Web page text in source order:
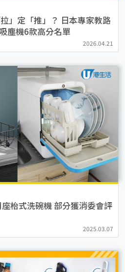
」定「推」？ 日本專家教路
塵機6款高分名單
2026.04.21
枱式洗碗機 部分獲消委會評
2025.03.07